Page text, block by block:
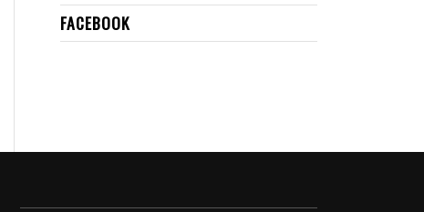
FACEBOOK